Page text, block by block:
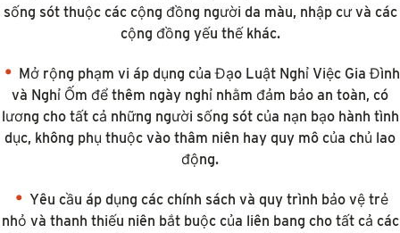
sống sót thuộc các cộng đồng người da màu, nhập cư và các
cộng đồng yếu thế khác.
Mở rộng phạm vi áp dụng của Đạo Luật Nghỉ Việc Gia Đình
và Nghỉ Ốm để thêm ngày nghỉ nhằm đảm bảo an toàn, có
lương cho tất cả những người sống sót của nạn bạo hành tình
dục, không phụ thuộc vào thâm niên hay quy mô của chủ lao
động.
Yêu cầu áp dụng các chính sách và quy trình bảo vệ trẻ
nhỏ và thanh thiếu niên bắt buộc của liên bang cho tất cả các